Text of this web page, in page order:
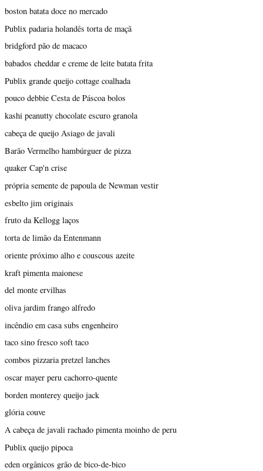
boston batata doce no mercado
Publix padaria holandês torta de maçã
bridgford pão de macaco
babados cheddar e creme de leite batata frita
Publix grande queijo cottage coalhada
pouco debbie Cesta de Páscoa bolos
kashi peanutty chocolate escuro granola
cabeça de queijo Asiago de javali
Barão Vermelho hambúrguer de pizza
quaker Cap'n crise
própria semente de papoula de Newman vestir
esbelto jim originais
fruto da Kellogg laços
torta de limão da Entenmann
oriente próximo alho e couscous azeite
kraft pimenta maionese
del monte ervilhas
oliva jardim frango alfredo
incêndio em casa subs engenheiro
taco sino fresco soft taco
combos pizzaria pretzel lanches
oscar mayer peru cachorro-quente
borden monterey queijo jack
glória couve
A cabeça de javali rachado pimenta moinho de peru
Publix queijo pipoca
eden orgânicos grão de bico-de-bico